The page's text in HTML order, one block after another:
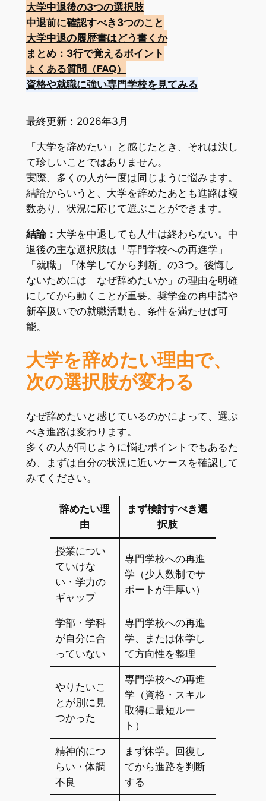
大学中退後の3つの選択肢
中退前に確認すべき3つのこと
大学中退の履歴書はどう書くか
まとめ：3行で覚えるポイント
よくある質問（FAQ）
資格や就職に強い専門学校を見てみる
最終更新：2026年3月
「大学を辞めたい」と感じたとき、それは決し
て珍しいことではありません。
実際、多くの人が一度は同じように悩みます。
結論からいうと、大学を辞めたあとも進路は複
数あり、状況に応じて選ぶことができます。
結論： 大学を中退しても人生は終わらない。中
退後の主な選択肢は「専門学校への再進学」
「就職」「休学してから判断」の3つ。後悔し
ないためには「なぜ辞めたいか」の理由を明確
にしてから動くことが重要。奨学金の再申請や
新卒扱いでの就職活動も、条件を満たせば可
能。
大学を辞めたい理由で、
次の選択肢が変わる
なぜ辞めたいと感じているのかによって、選ぶ
べき進路は変わります。
多くの人が同じように悩むポイントでもあるた
め、まずは自分の状況に近いケースを確認して
みてください。
辞めたい理
由
まず検討すべき選
択肢
授業につい
ていけな
い・学力の
ギャップ
専門学校への再進
学（少人数制でサ
ポートが手厚い）
学部・学科
が自分に合
っていない
専門学校への再進
学、または休学し
て方向性を整理
やりたいこ
とが別に見
つかった
専門学校への再進
学（資格・スキル
取得に最短ルー
ト）
精神的につ
らい・体調
不良
まず休学。回復し
てから進路を判断
する